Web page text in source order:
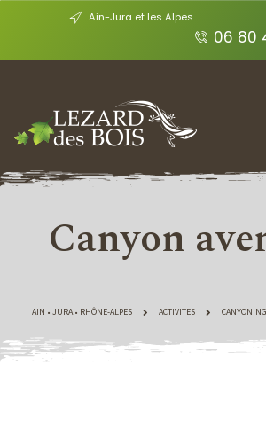
Ain-Jura et les Alpes
06 80
Canyon
AIN • JURA • RHÔNE-ALPES ACTIVITES CANYONING